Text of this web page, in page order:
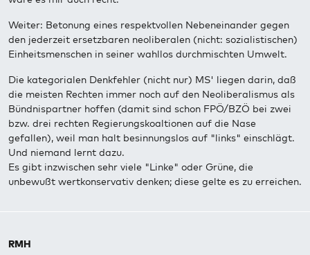
Weiter: Betonung eines respektvollen Nebeneinander gegen
den jederzeit ersetzbaren neoliberalen (nicht: sozialistischen)
Einheitsmenschen in seiner wahllos durchmischten Umwelt.
Die kategorialen Denkfehler (nicht nur) MS' liegen darin, daß
die meisten Rechten immer noch auf den Neoliberalismus als
Bündnispartner hoffen (damit sind schon FPÖ/BZÖ bei zwei
bzw. drei rechten Regierungskoaltionen auf die Nase
gefallen), weil man halt besinnungslos auf "links" einschlägt.
Und niemand lernt dazu.
Es gibt inzwischen sehr viele "Linke" oder Grüne, die
unbewußt wertkonservativ denken; diese gelte es zu erreichen.
RMH